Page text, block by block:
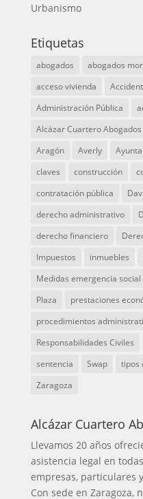
Urbanismo
Etiquetas
abogados abogados
acceso vivienda
Administración Pública
Alcázar Cuartero Abogados
Aragón
Averly
claves
construcción
contratación pública
derecho administrativo
derecho financiero
Impuestos
inmuebles
Medidas emergencia social
Plaza
prestaciones
procedimientos
Responsabilidades Civiles
sentencia
Swap tipos
Zaragoza
Alcázar Cuartero
Llevamos 20 años
asistencia legal en
empresas, particulares
Con sede en Zaragoza,